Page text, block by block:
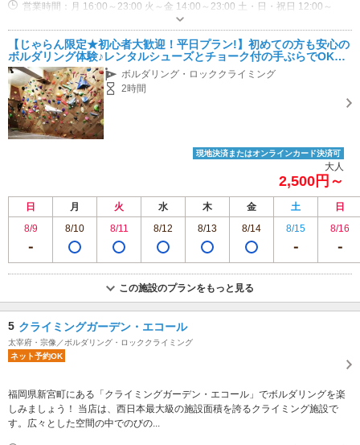
営業時間：月 16:00～23:00 火～金 14:00～23:00 土・日・祝日 12:00～
【じゃらん限定★初心者大歓迎！平日プラン!】初めての方も安心の
ボルダリング体験♪レンタルシューズとチョーク付の手ぶらでOKの
プランです★
ボルダリング・ロッククライミング
2時間
現地決済またはオンラインカード決済可
大人
2,500円～
日 月 火 水 木 金 土
日
8/9
8/10 8/11 8/12 8/13 8/14 8/15 8/16
この施設のプランをもっと見る
5 クライミングガーデン・エコール
太宰府・宗像／ボルダリング・ロッククライミング
ネット予約OK
福岡県新宮町にある「クライミングガーデン・エコール」でボルダリングを楽
しみましょう！ 当店は、西日本最大級の施設面積を誇るクライミング施設で
す。広々とした空間の中でのびの...